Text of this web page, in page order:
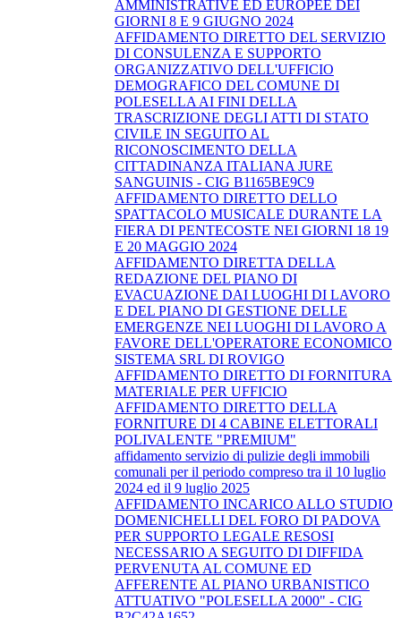
AMMINISTRATIVE ED EUROPEE DEI
GIORNI 8 E 9 GIUGNO 2024
AFFIDAMENTO DIRETTO DEL SERVIZIO
DI CONSULENZA E SUPPORTO
ORGANIZZATIVO DELL'UFFICIO
DEMOGRAFICO DEL COMUNE DI
POLESELLA AI FINI DELLA
TRASCRIZIONE DEGLI ATTI DI STATO
CIVILE IN SEGUITO AL
RICONOSCIMENTO DELLA
CITTADINANZA ITALIANA JURE
SANGUINIS - CIG B1165BE9C9
AFFIDAMENTO DIRETTO DELLO
SPATTACOLO MUSICALE DURANTE LA
FIERA DI PENTECOSTE NEI GIORNI 18 19
E 20 MAGGIO 2024
AFFIDAMENTO DIRETTA DELLA
REDAZIONE DEL PIANO DI
EVACUAZIONE DAI LUOGHI DI LAVORO
E DEL PIANO DI GESTIONE DELLE
EMERGENZE NEI LUOGHI DI LAVORO A
FAVORE DELL'OPERATORE ECONOMICO
SISTEMA SRL DI ROVIGO
AFFIDAMENTO DIRETTO DI FORNITURA
MATERIALE PER UFFICIO
AFFIDAMENTO DIRETTO DELLA
FORNITURE DI 4 CABINE ELETTORALI
POLIVALENTE "PREMIUM"
affidamento servizio di pulizie degli immobili
comunali per il periodo compreso tra il 10 luglio
2024 ed il 9 luglio 2025
AFFIDAMENTO INCARICO ALLO STUDIO
DOMENICHELLI DEL FORO DI PADOVA
PER SUPPORTO LEGALE RESOSI
NECESSARIO A SEGUITO DI DIFFIDA
PERVENUTA AL COMUNE ED
AFFERENTE AL PIANO URBANISTICO
ATTUATIVO "POLESELLA 2000" - CIG